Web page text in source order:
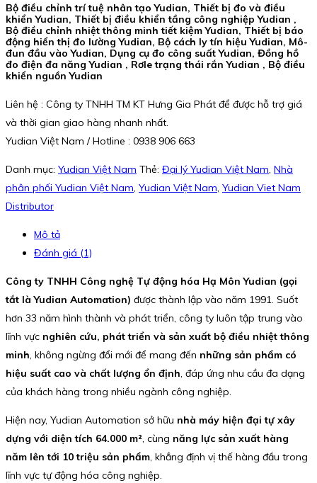
Bộ điều chỉnh trí tuệ nhân tạo Yudian, Thiết bị đo và điều
khiển Yudian, Thiết bị điều khiển tầng công nghiệp Yudian ,
Bộ điều chỉnh nhiệt thông minh tiết kiệm Yudian, Thiết bị báo
động hiển thị đo lường Yudian, Bộ cách ly tín hiệu Yudian, Mô-
đun đầu vào Yudian, Dụng cụ đo công suất Yudian, Đồng hồ
đo điện đa năng Yudian , Rơle trạng thái rắn Yudian , Bộ điều
khiển nguồn Yudian
Liên hệ : Công ty TNHH TM KT Hưng Gia Phát để được hỗ trợ giá
và thời gian giao hàng nhanh nhất.
Yudian Việt Nam / Hotline : 0938 906 663
Danh mục: Yudian Việt Nam Thẻ: Đại lý Yudian Việt Nam, Nhà
phân phối Yudian Việt Nam, Yudian Việt Nam, Yudian Viet Nam
Distributor
Mô tả
Đánh giá (1)
Công ty TNHH Công nghệ Tự động hóa Hạ Môn Yudian (gọi
tắt là Yudian Automation) được thành lập vào năm 1991. Suốt
hơn 33 năm hình thành và phát triển, công ty luôn tập trung vào
lĩnh vực nghiên cứu, phát triển và sản xuất bộ điều nhiệt thông
minh, không ngừng đổi mới để mang đến những sản phẩm có
hiệu suất cao và chất lượng ổn định, đáp ứng nhu cầu đa dạng
của khách hàng trong nhiều ngành công nghiệp.
Hiện nay, Yudian Automation sở hữu nhà máy hiện đại tự xây
dựng với diện tích 64.000 m², cùng năng lực sản xuất hàng
năm lên tới 10 triệu sản phẩm, khẳng định vị thế hàng đầu trong
lĩnh vực tự động hóa công nghiệp.